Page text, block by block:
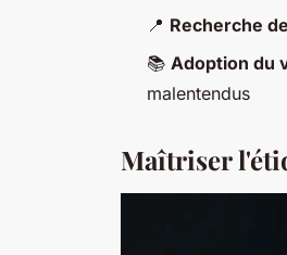
📍 Recherche
📚 Adoption du
malentendus
Maîtriser